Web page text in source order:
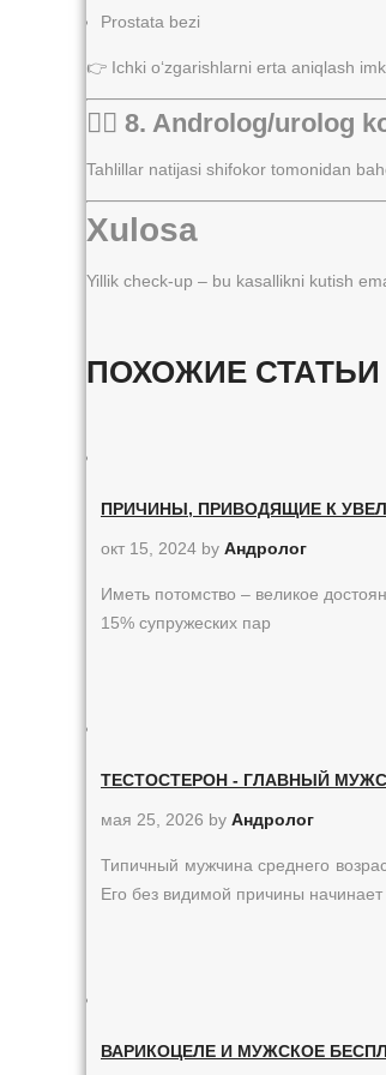
Prostata bezi
👉 Ichki o‘zgarishlarni erta aniqlash
👨‍⚕️ 8. Androlog/urolog
Tahlillar natijasi shifokor tomonidan
Xulosa
Yillik check-up – bu kasallikni kutish
ПОХОЖИЕ СТАТЬИ
ПРИЧИНЫ, ПРИВОДЯЩИЕ К
окт 15, 2024 by Андролог
Иметь потомство – великое
15% супружеских пар
ТЕСТОСТЕРОН - ГЛАВНЫЙ
мая 25, 2026 by Андролог
Типичный мужчина среднего
Его без видимой причины начинает
ВАРИКОЦЕЛЕ И МУЖСКОЕ